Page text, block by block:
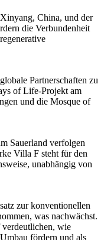
China, und der
die Verbundenheit
Partnerschaften zu
of Life-Projekt am
und die Mosque of
Sauerland verfolgen
Villa F steht für den
unabhängig von
zur konventionellen
was nachwächst.
wie
fördern und als